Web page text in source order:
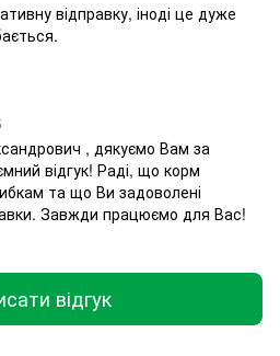
відправку, іноді це дуже
, дякуємо Вам за
відгук! Раді, що корм
та що Ви задоволені
Завжди працюємо для Вас!
відгук